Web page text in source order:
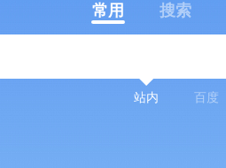
常用 搜索
站内 百度